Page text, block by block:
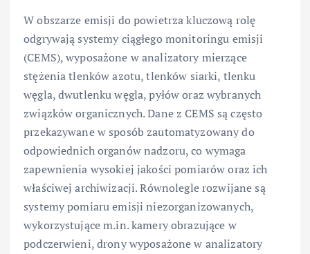
W obszarze emisji do powietrza kluczową rolę
odgrywają systemy ciągłego monitoringu emisji
(CEMS), wyposażone w analizatory mierzące
stężenia tlenków azotu, tlenków siarki, tlenku
węgla, dwutlenku węgla, pyłów oraz wybranych
związków organicznych. Dane z CEMS są często
przekazywane w sposób zautomatyzowany do
odpowiednich organów nadzoru, co wymaga
zapewnienia wysokiej jakości pomiarów oraz ich
właściwej archiwizacji. Równolegle rozwijane są
systemy pomiaru emisji niezorganizowanych,
wykorzystujące m.in. kamery obrazujące w
podczerwieni, drony wyposażone w analizatory